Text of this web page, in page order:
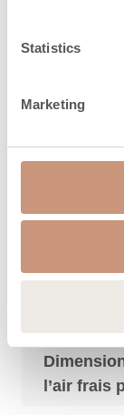
Statistics
Marketing
l’air frais